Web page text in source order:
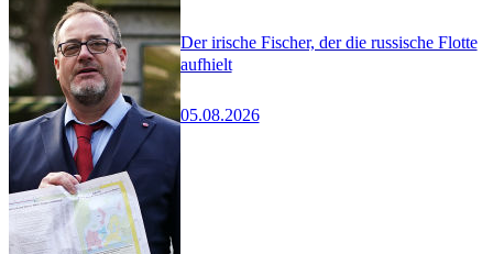
Der irische Fischer, der die russische Flotte
aufhielt
05.08.2026